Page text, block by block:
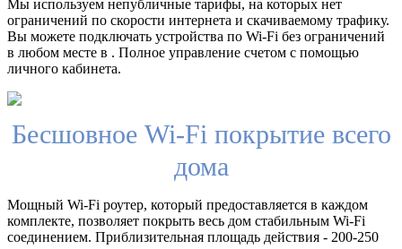
Мы используем непубличные тарифы, на которых нет
ограничений по скорости интернета и скачиваемому трафику.
Вы можете подключать устройства по Wi-Fi без ограничений
в любом месте в . Полное управление счетом с помощью
личного кабинета.
Бесшовное Wi-Fi покрытие всего
дома
Мощный Wi-Fi роутер, который предоставляется в каждом
комплекте, позволяет покрыть весь дом стабильным Wi-Fi
соединением. Приблизительная площадь действия - 200-250